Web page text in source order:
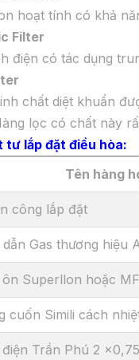
hoạt tính có khả
Filter
điện có tác dụng
chất diệt khuẩn
lọc có chất này
tư lắp đặt điều hòa:
Tên hàng
công lắp đặt
dẫn Gas thương hiệu
ôn Superllon hoặc
cuốn Simili cách
điện Trần Phú 2